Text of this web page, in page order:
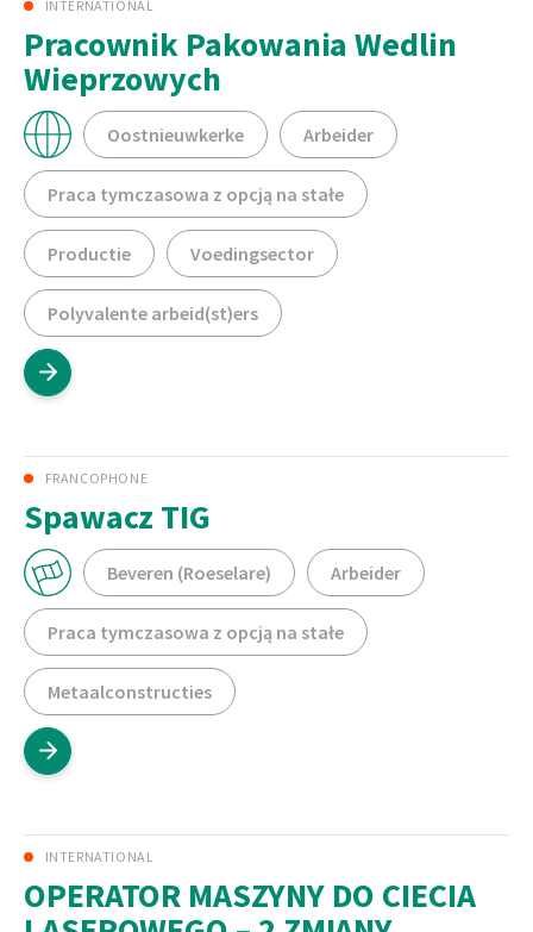
INTERNATIONAL
Pracownik Pakowania Wedlin
Wieprzowych
Oostnieuwkerke Arbeider
Praca tymczasowa z opcją na stałe
Productie Voedingsector
Polyvalente arbeid(st)ers
FRANCOPHONE
Spawacz TIG
Beveren (Roeselare) Arbeider
Praca tymczasowa z opcją na stałe
Metaalconstructies
INTERNATIONAL
OPERATOR MASZYNY DO CIECIA